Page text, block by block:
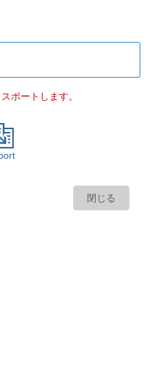
ポートします。